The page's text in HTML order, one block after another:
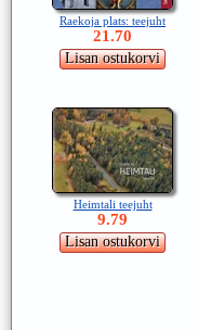
Raekoja plats: teejuht
21.70
Heimtali teejuht
9.79